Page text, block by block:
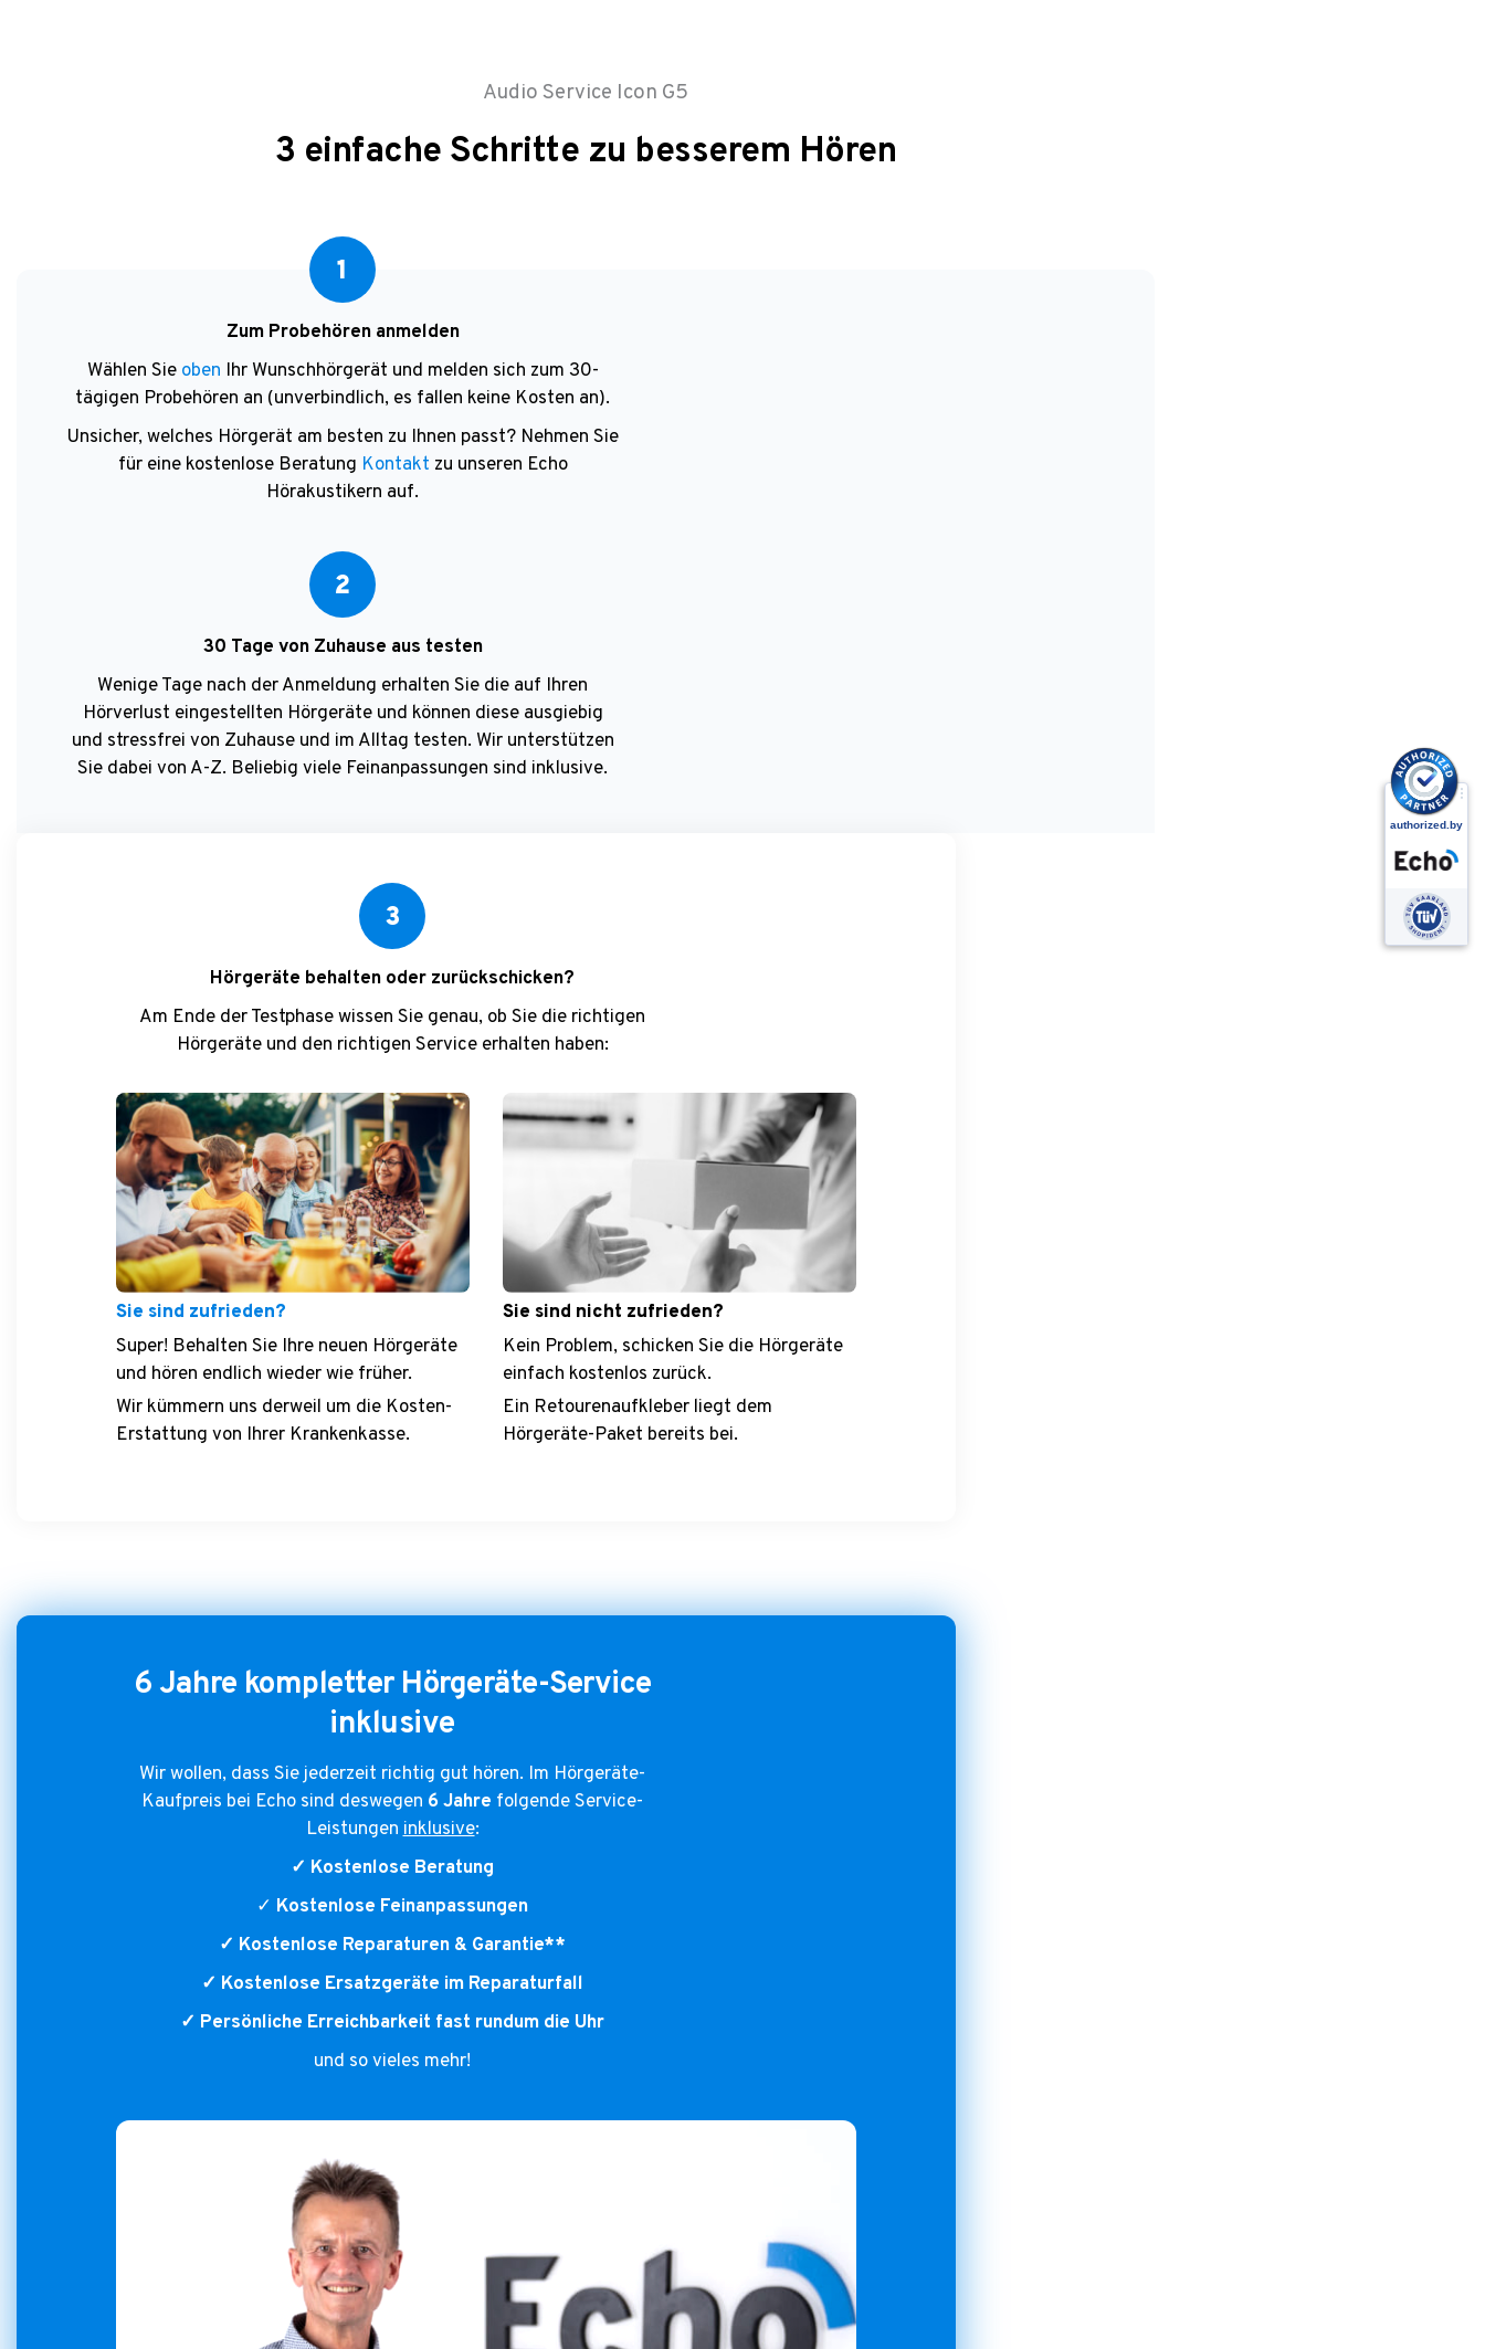
Audio Service Icon G5
3 einfache Schritte zu besserem Hören
1
Zum Probehören anmelden
Wählen Sie oben Ihr Wunschhörgerät und melden sich zum 30-
tägigen Probehören an (unverbindlich, es fallen keine Kosten an).
Unsicher, welches Hörgerät am besten zu Ihnen passt? Nehmen Sie
für eine kostenlose Beratung Kontakt zu unseren Echo
Hörakustikern auf.
2
30 Tage von Zuhause aus testen
Wenige Tage nach der Anmeldung erhalten Sie die auf Ihren
Hörverlust eingestellten Hörgeräte und können diese ausgiebig
und stressfrei von Zuhause und im Alltag testen. Wir unterstützen
Sie dabei von A-Z. Beliebig viele Feinanpassungen sind inklusive.
3
Hörgeräte behalten oder zurückschicken?
Am Ende der Testphase wissen Sie genau, ob Sie die richtigen
Hörgeräte und den richtigen Service erhalten haben:
Sie sind zufrieden?
Super! Behalten Sie Ihre neuen Hörgeräte
und hören endlich wieder wie früher.
Wir kümmern uns derweil um die Kosten-
Erstattung von Ihrer Krankenkasse.
Sie sind nicht zufrieden?
Kein Problem, schicken Sie die Hörgeräte
einfach kostenlos zurück.
Ein Retourenaufkleber liegt dem
Hörgeräte-Paket bereits bei.
6 Jahre kompletter Hörgeräte-Service
inklusive
Wir wollen, dass Sie jederzeit richtig gut hören. Im Hörgeräte-
Kaufpreis bei Echo sind deswegen 6 Jahre folgende Service-
Leistungeninklusive:
✓ Kostenlose Beratung
✓ Kostenlose Feinanpassungen
✓ Kostenlose Reparaturen & Garantie**
✓ Kostenlose Ersatzgeräte im Reparaturfall
✓ Persönliche Erreichbarkeit fast rundum die Uhr
und so vieles mehr!